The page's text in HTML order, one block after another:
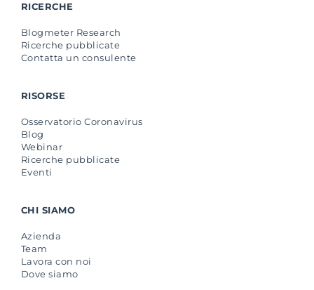
RICERCHE
Blogmeter Research
Ricerche pubblicate
Contatta un consulente
RISORSE
Osservatorio Coronavirus
Blog
Webinar
Ricerche pubblicate
Eventi
CHI SIAMO
Azienda
Team
Lavora con noi
Dove siamo